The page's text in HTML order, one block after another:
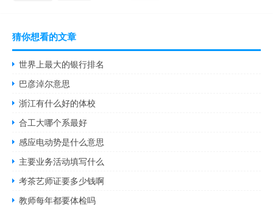
猜你想看的文章
世界上最大的银行排名
巴彦淖尔意思
浙江有什么好的体校
合工大哪个系最好
感应电动势是什么意思
主要业务活动填写什么
考茶艺师证要多少钱啊
教师每年都要体检吗